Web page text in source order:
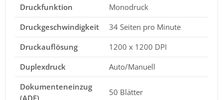
Druckfunktion
Monodruck
Druckgeschwindigkeit
34 Seiten pro Minute
Druckauflösung
1200 x 1200 DPI
Duplexdruck
Auto/Manuell
Dokumenteneinzug
(ADF)
50 Blätter